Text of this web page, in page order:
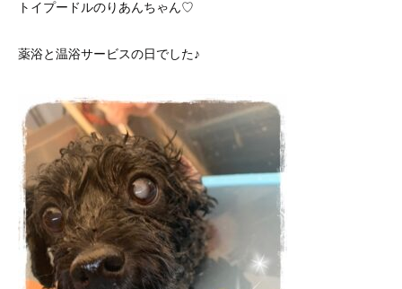
トイプードルのりあんちゃん♡
薬浴と温浴サービスの日でした♪